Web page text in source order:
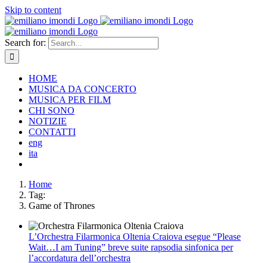
Skip to content
Search for:
HOME
MUSICA DA CONCERTO
MUSICA PER FILM
CHI SONO
NOTIZIE
CONTATTI
eng
ita
Home
Tag:
Game of Thrones
L’Orchestra Filarmonica Oltenia Craiova esegue “Please
Wait…I am Tuning” breve suite rapsodia sinfonica per
l’accordatura dell’orchestra